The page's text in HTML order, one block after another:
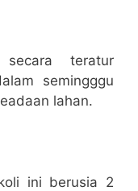
teratur
semingggu
lahan.
ini berusia 2